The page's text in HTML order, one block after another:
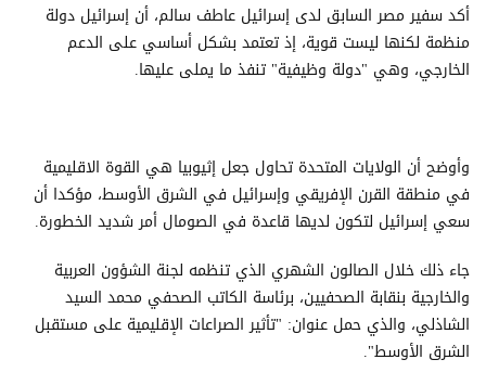
أكد سفير مصر السابق لدى إسرائيل عاطف سالم، أن إسرائيل دولة
منظمة لكنها ليست قوية، إذ تعتمد بشكل أساسي على الدعم
الخارجي، وهي "دولة وظيفية" تنفذ ما يملى عليها.
وأوضح أن الولايات المتحدة تحاول جعل إثيوبيا هي القوة الاقليمية
في منطقة القرن الإفريقي وإسرائيل في الشرق الأوسط، مؤكدا أن
سعي إسرائيل لتكون لديها قاعدة في الصومال أمر شديد الخطورة.
جاء ذلك خلال الصالون الشهري الذي تنظمه لجنة الشؤون العربية
والخارجية بنقابة الصحفيين، برئاسة الكاتب الصحفي محمد السيد
الشاذلي، والذي حمل عنوان: "تأثير الصراعات الإقليمية على مستقبل
الشرق الأوسط".